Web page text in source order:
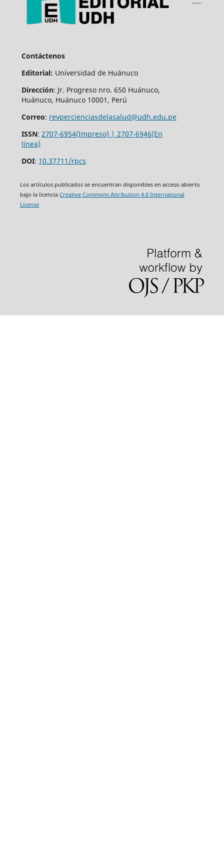
Contáctenos
Editorial: Universidad de Huánuco
Dirección: Jr. Progreso nro. 650 Huánuco,
Huánuco, Huánuco 10001, Perú
Correo: revpercienciasdelasalud@udh.edu.pe
ISSN: 2707-6954(Impreso) | 2707-6946(En
línea)
DOI: 10.37711/rpcs
Los artículos publicados se encuentran disponibles en acceso abierto
bajo la licencia Creative Commons Attribution 4.0 International
License